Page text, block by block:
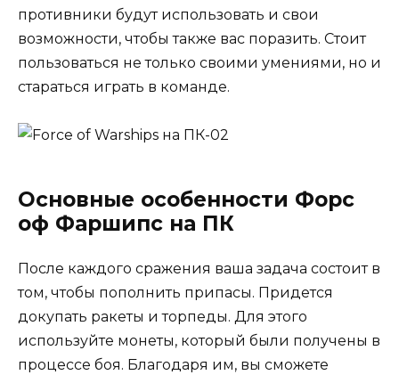
противники будут использовать и свои
возможности, чтобы также вас поразить. Стоит
пользоваться не только своими умениями, но и
стараться играть в команде.
Основные особенности Форс
оф Фаршипс на ПК
После каждого сражения ваша задача состоит в
том, чтобы пополнить припасы. Придется
докупать ракеты и торпеды. Для этого
используйте монеты, который были получены в
процессе боя. Благодаря им, вы сможете